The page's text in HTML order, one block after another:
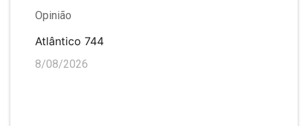
Opinião
Atlântico 744
8/08/2026